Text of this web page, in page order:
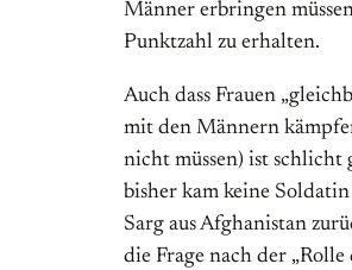
Männer erbringen
Punktzahl zu erhalten.
Auch dass Frauen
mit den Männern
nicht müssen) ist schlicht
bisher kam keine
Sarg aus Afghanistan
die Frage nach der „Rolle